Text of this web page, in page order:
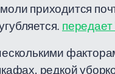
приходится
редкой